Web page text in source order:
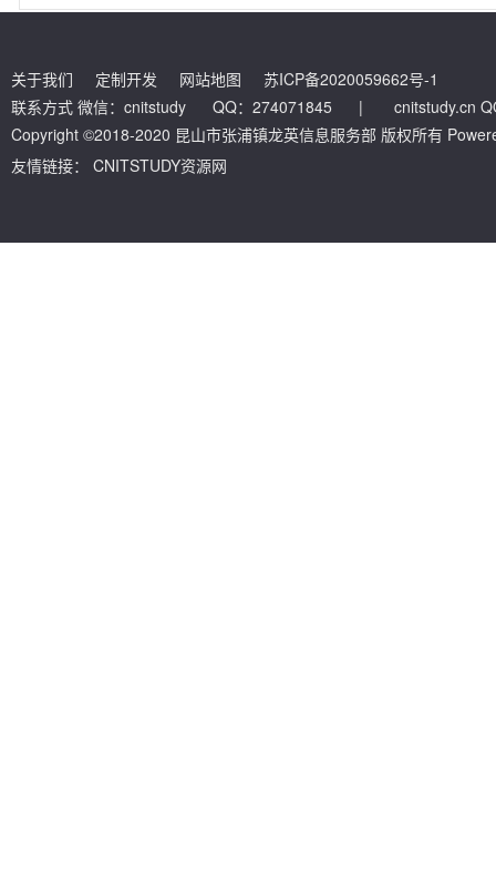
关于我们 定制开发 网站地图
苏ICP备2020059662号-1
联系方式 微信：cnitstudy QQ：274071845
|
cnitstudy.cn
Copyright ©2018-2020 昆山市张浦镇龙英信息服务部 版权所有
友情链接：
CNITSTUDY资源网